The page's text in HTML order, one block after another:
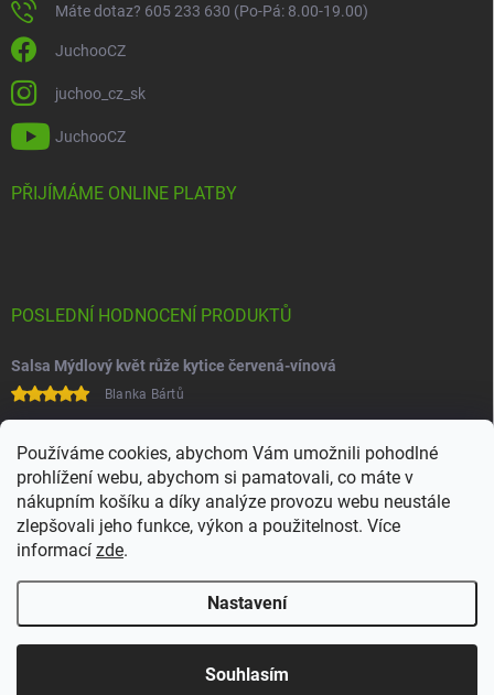
Používáme cookies, abychom Vám umožnili pohodlné
prohlížení webu, abychom si pamatovali, co máte v
nákupním košíku a díky analýze provozu webu neustále
zlepšovali jeho funkce, výkon a použitelnost. Více
informací zde.
Nastavení
Souhlasím
Máte dotaz? 605 233 630 (Po-Pá: 8.00-19.00)
JuchooCZ
juchoo_cz_sk
JuchooCZ
PŘIJÍMÁME ONLINE PLATBY
POSLEDNÍ HODNOCENÍ PRODUKTŮ
Salsa Mýdlový květ růže kytice červená-vínová
Blanka Bártů
Copyright 2026Juchoo. Všechna práva vyhrazena.Upravit nastavení
cookies